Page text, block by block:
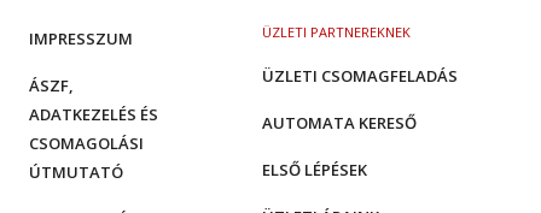
ÜZLETI PARTNEREKNEK
ÜZLETI CSOMAGFELADÁS
AUTOMATA KERESŐ
ELSŐ LÉPÉSEK
IMPRESSZUM
ÁSZF,
ADATKEZELÉS ÉS
CSOMAGOLÁSI
ÚTMUTATÓ